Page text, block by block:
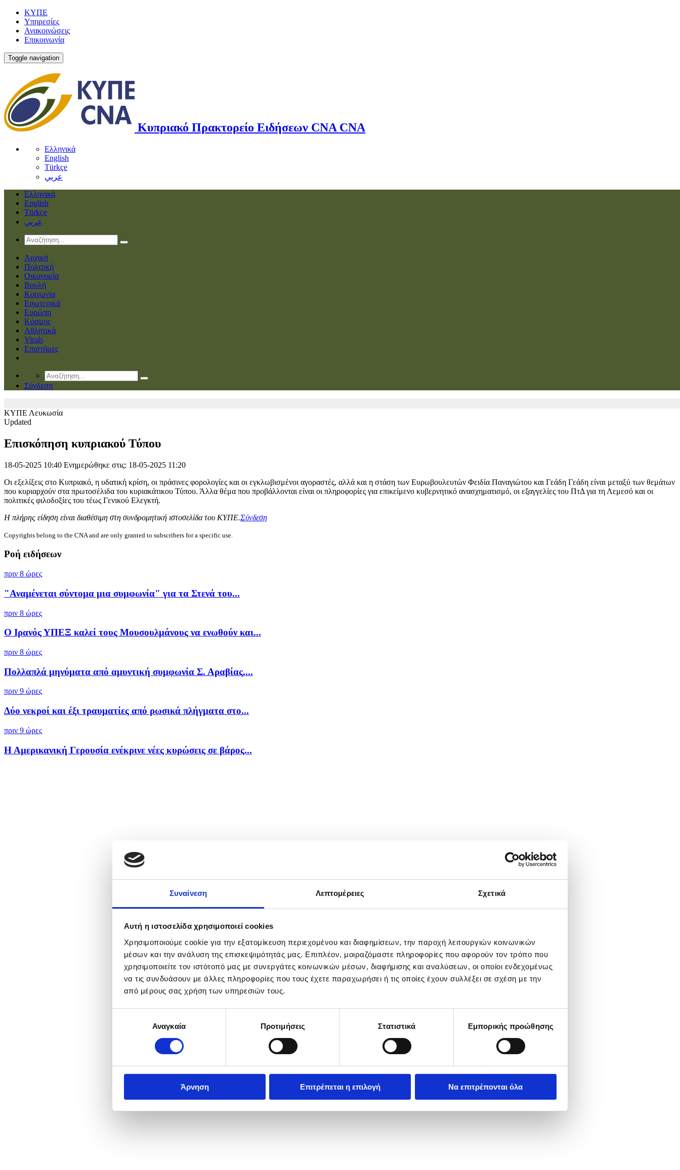
Συναίνεση Λεπτομέρειες Σχετικά
Αυτή η ιστοσελίδα χρησιμοποιεί cookies
Χρησιμοποιούμε cookie για την εξατομίκευση περιεχομένου και διαφημίσεων, την παροχή λειτουργιών κοινωνικών
μέσων και την ανάλυση της επισκεψιμότητάς μας. Επιπλέον, μοιραζόμαστε πληροφορίες που αφορούν τον τρόπο που
χρησιμοποιείτε τον ιστότοπό μας με συνεργάτες κοινωνικών μέσων, διαφήμισης και αναλύσεων, οι οποίοι ενδεχομένως
να τις συνδυάσουν με άλλες πληροφορίες που τους έχετε παραχωρήσει ή τις οποίες έχουν συλλέξει σε σχέση με την
από μέρους σας χρήση των υπηρεσιών τους.
συγκατάθεσηςΑναγκαία Προτιμήσεις Στατιστικά Εμπορικής προώθησης
Άρνηση Επιτρέπεται η επιλογή Να επιτρέπονται όλα
ΚΥΠΕ
Υπηρεσίες
Ανακοινώσεις
Επικοινωνία
Toggle navigation
Κυπριακό Πρακτορείο Ειδήσεων CNA CNA
Ελληνικά
English
Türkçe
عربي
Ελληνικά
English
Türkçe
عربي
Αρχική
Πολιτική
Οικονομία
Βουλή
Κοινωνία
Εσωτερικά
Ευρώπη
Κόσμος
Αθλητικά
Virals
Επιστήμες
Σύνδεση
ΚΥΠΕ Λευκωσία
Updated
Επισκόπηση κυπριακού Τύπου
18-05-2025 10:40 Ενημερώθηκε στις: 18-05-2025 11:20
Οι εξελίξεις στο Κυπριακό, η υδατική κρίση, οι πράσινες φορολογίες και οι εγκλωβισμένοι αγοραστές, αλλά και η στάση των Ευρωβουλευτών Φειδία Παναγιώτου και Γεάδη Γεάδη είναι μεταξύ των θεμάτων
που κυριαρχούν στα πρωτοσέλιδα του κυριακάτικου Τύπου. Άλλα θέμα που προβάλλονται είναι οι πληροφορίες για επικείμενο κυβερνητικό ανασχηματισμό, οι εξαγγελίες του ΠτΔ για τη Λεμεσό και οι
πολιτικές φιλοδοξίες του τέως Γενικού Ελεγκτή.
Η πλήρης είδηση είναι διαθέσιμη στη συνδρομητική ιστοσελίδα του ΚΥΠΕ.Σύνδεση
Copyrights belong to the CNA and are only granted to subscribers for a specific use.
Ροή ειδήσεων
πριν 8 ώρες
"Αναμένεται σύντομα μια συμφωνία" για τα Στενά του...
πριν 8 ώρες
Ο Ιρανός ΥΠΕΞ καλεί τους Μουσουλμάνους να ενωθούν και...
πριν 8 ώρες
Πολλαπλά μηνύματα από αμυντική συμφωνία Σ. Αραβίας,...
πριν 9 ώρες
Δύο νεκροί και έξι τραυματίες από ρωσικά πλήγματα στο...
πριν 9 ώρες
Η Αμερικανική Γερουσία ενέκρινε νέες κυρώσεις σε βάρος...